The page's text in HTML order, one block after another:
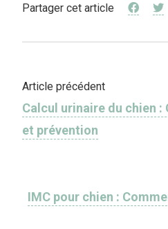
Partager cet article
Article précédent
Calcul urinaire du chien
et prévention
IMC pour chien :